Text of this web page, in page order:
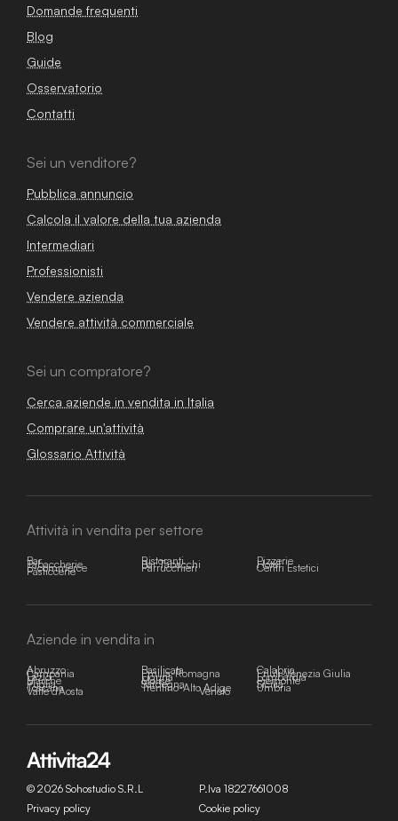
Domande frequenti
Blog
Guide
Osservatorio
Contatti
Sei un venditore?
Pubblica annuncio
Calcola il valore della tua azienda
Intermediari
Professionisti
Vendere azienda
Vendere attività commerciale
Sei un compratore?
Cerca aziende in vendita in Italia
Comprare un'attività
Glossario Attività
Attività in vendita per settore
Bar Ristoranti Pizzerie
Tabaccherie Bar Tabacchi Hotel
E-commerce Parrucchieri Centri Estetici
Pasticcerie
Aziende in vendita in
Abruzzo Basilicata Calabria
Campania Emilia-Romagna Friuli-Venezia Giulia
Lazio Liguria Lombardia
Marche Molise Piemonte
Puglia Sardegna Sicilia
Toscana Trentino-Alto Adige Umbria
Valle d'Aosta Veneto
© 2026 Sohostudio S.R.L
P.Iva 18227661008
Privacy policy
Cookie policy